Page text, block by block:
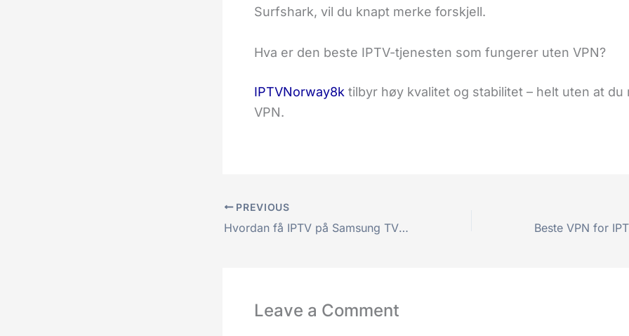
Surfshark, vil du knapt merke forskjell.
Hva er den beste IPTV-tjenesten som fungerer uten VPN?
IPTVNorway8k tilbyr høy kvalitet og stabilitet – helt uten at du
VPN.
PREVIOUS
Hvordan få IPTV på Samsung TV – Enkel guide (2025)
Leave a Comment